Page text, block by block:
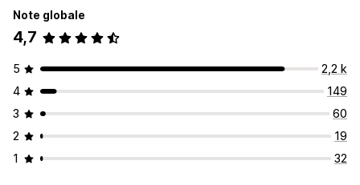
Note globale
4,7
5
2,2 k
4
149
3
60
2
19
1
32